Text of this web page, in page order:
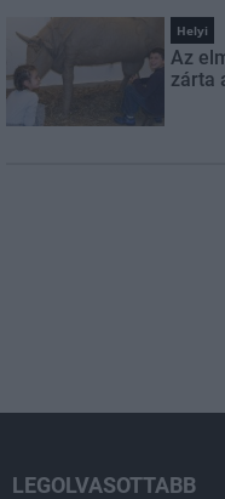
Helyi
Az
zárta
LEGOLVASOTTABB